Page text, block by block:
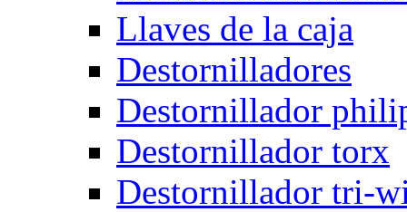
Llaves de la caja
Destornilladores
Destornillador
Destornillador torx
Destornillador tri-